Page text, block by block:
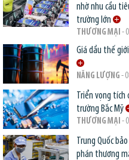
nhờ nhu cầu
trường lớn
THƯƠNG MẠI -
Giá dầu thế
NĂNG LƯỢNG -
Triển vọng tích
trường Bắc Mỹ
THƯƠNG MẠI -
Trung Quốc
phán thương